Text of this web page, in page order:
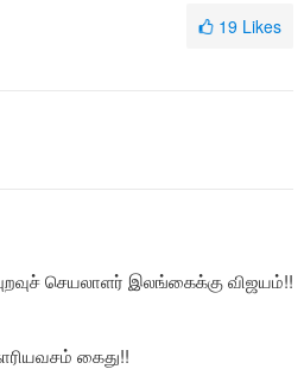
19 Likes
செயலாளர் இலங்கைக்கு விஜயம்!!
கைது!!